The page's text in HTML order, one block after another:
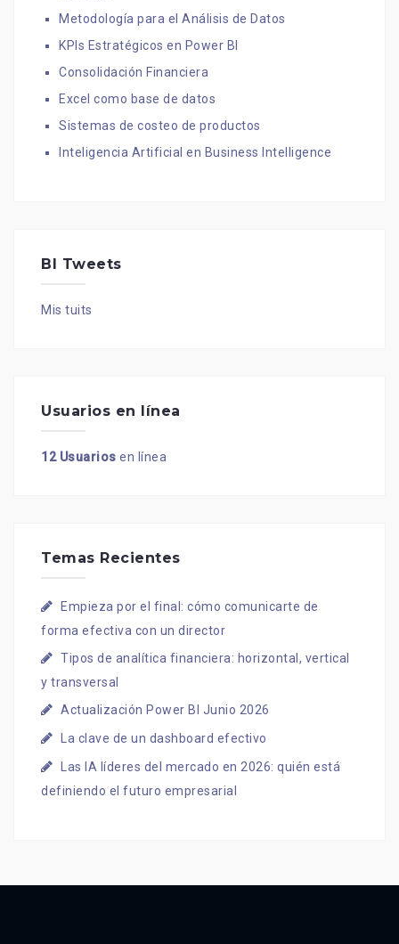
Metodología para el Análisis de Datos
KPIs Estratégicos en Power BI
Consolidación Financiera
Excel como base de datos
Sistemas de costeo de productos
Inteligencia Artificial en Business Intelligence
BI Tweets
Mis tuits
Usuarios en línea
12 Usuarios en línea
Temas Recientes
Empieza por el final: cómo comunicarte de
forma efectiva con un director
Tipos de analítica financiera: horizontal, vertical
y transversal
Actualización Power BI Junio 2026
La clave de un dashboard efectivo
Las IA líderes del mercado en 2026: quién está
definiendo el futuro empresarial